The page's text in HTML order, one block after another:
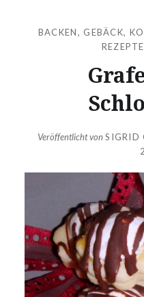
BACKEN, GEBÄCK,
REZEPTE
Veröffentlicht vonSIGRID